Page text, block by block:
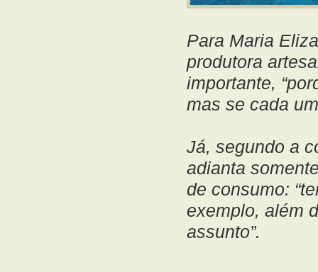
Para Maria
produtora
importante,
mas se cada
Já, segundo a
adianta
de consumo:
exemplo, além
assunto”.